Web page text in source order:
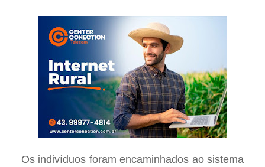
Os indivíduos foram encaminhados ao sistema